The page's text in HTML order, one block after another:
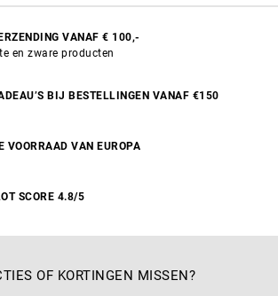
VANAF € 100,-
en zware producten
BIJ BESTELLINGEN VANAF €150
VOORRAAD VAN EUROPA
SCORE 4.8/5
OF KORTINGEN MISSEN?